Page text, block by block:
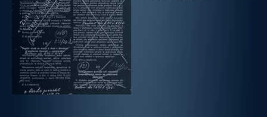
zobrazit PDF dokument